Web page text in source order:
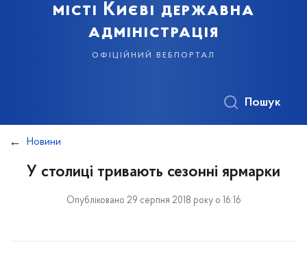
місті Києві державна
адміністрація
офіційний вебпортал
Пошук
Новини
У столиці тривають сезонні ярмарки
Опубліковано 29 серпня 2018 року о 16:16